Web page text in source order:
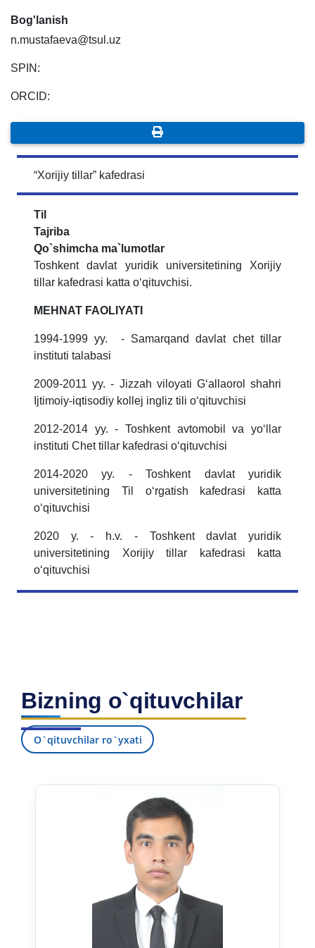
Bog'lanish
n.mustafaeva@tsul.uz
SPIN:
ORCID:
“Xorijiy tillar” kafedrasi
Til
Tajriba
Qo`shimcha ma`lumotlar
Toshkent davlat yuridik universitetining Xorijiy
tillar kafedrasi katta o‘qituvchisi.
MEHNAT FAOLIYATI
1994-1999 yy. - Samarqand davlat chet tillar
instituti talabasi
2009-2011 yy. - Jizzah viloyati Gʻallaorol shahri
Ijtimoiy-iqtisodiy kollej ingliz tili oʻqituvchisi
2012-2014 yy. - Toshkent avtomobil va yoʻllar
instituti Chet tillar kafedrasi oʻqituvchisi
2014-2020 yy. - Toshkent davlat yuridik
universitetining Til oʻrgatish kafedrasi katta
oʻqituvchisi
2020 y. - h.v. - Toshkent davlat yuridik
universitetining Xorijiy tillar kafedrasi katta
oʻqituvchisi
Bizning o`qituvchilar
O`qituvchilar ro`yxati